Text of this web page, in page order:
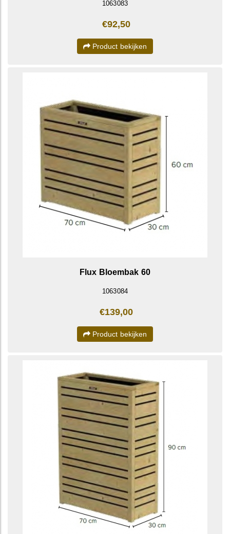
1063083
€92,50
Product bekijken
Flux Bloembak 60
1063084
€139,00
Product bekijken